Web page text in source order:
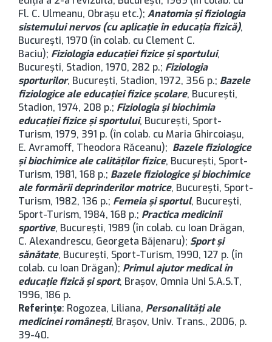
Fl. C. Ulmeanu, Obraşu etc.); Anatomia şi fiziologia
sistemului nervos (cu aplicaţie în educaţia fizică),
București, 1970 (în colab. cu Clement C.
Baciu); Fiziologia educaţiei fizice şi sportului,
București, Stadion, 1970, 282 p.; Fiziologia
sporturilor, București, Stadion, 1972, 356 p.; Bazele
fiziologice ale educaţiei fizice şcolare, București,
Stadion, 1974, 208 p.; Fiziologia şi biochimia
educaţiei fizice şi sportului, București, Sport-
Turism, 1979, 391 p. (în colab. cu Maria Ghircoiaşu,
E. Avramoff, Theodora Răceanu); Bazele fiziologice
şi biochimice ale calităţilor fizice, București, Sport-
Turism, 1981, 168 p.; Bazele fiziologice şi biochimice
ale formării deprinderilor motrice, București, Sport-
Turism, 1982, 136 p.; Femeia şi sportul, București,
Sport-Turism, 1984, 168 p.; Practica medicinii
sportive, București, 1989 (în colab. cu Ioan Drăgan,
C. Alexandrescu, Georgeta Băjenaru); Sport şi
sănătate, București, Sport-Turism, 1990, 127 p. (în
colab. cu Ioan Drăgan); Primul ajutor medical în
educaţie fizică şi sport, Brașov, Omnia Uni S.A.S.T,
1996, 186 p.
Referințe: Rogozea, Liliana, Personalităţi ale
medicinei româneşti, Brașov, Univ. Trans., 2006, p.
39-40.